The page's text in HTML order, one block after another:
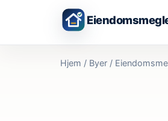
Hjem / Byer /